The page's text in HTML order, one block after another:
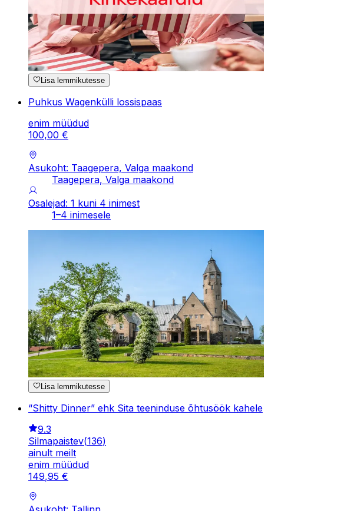
Lisa lemmikutesse
Puhkus Wagenkülli lossispaas
enim müüdud
100,00 €
Asukoht: Taagepera, Valga maakond
Taagepera, Valga maakond
Osalejad: 1 kuni 4 inimest
1–4 inimesele
Lisa lemmikutesse
“Shitty Dinner” ehk Sita teeninduse õhtusöök kahele
9.3
Silmapaistev(136)
ainult meilt
enim müüdud
149,95 €